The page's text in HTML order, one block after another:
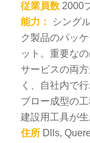
従業員数2000
能力：
シング
ク製品のパッ
ット。重要な
サービスの両
く、自社内で
ブロー成型の
建設用工具が生
住所Dlls,